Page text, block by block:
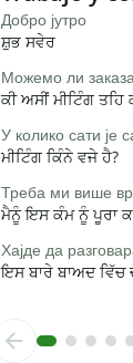
Добро јутро
ਸ਼ੁਭ ਸਵੇਰ
Можемо ли
ਕੀ ਅਸੀਂ ਮੀਟਿੰਗ ਤਹਿ
У колико сати је
ਮੀਟਿੰਗ ਕਿੰਨੇ ਵਜੇ ਹੈ?
Треба ми више
ਮੈਨੂੰ ਇਸ ਕੰਮ ਨੂੰ ਪੂਰਾ
Хајде да
ਇਸ ਬਾਰੇ ਬਾਅਦ ਵਿੱਚ